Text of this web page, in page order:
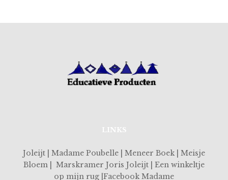
LINKS
Joleijt | Madame Poubelle | Meneer Boek | Meisje
Bloem | Marskramer Joris Joleijt | Een winkeltje
op mijn rug |Facebook Madame